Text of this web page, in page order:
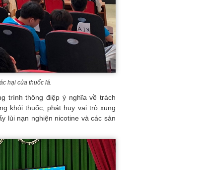
hại của thuốc lá.
trình thông điệp ý nghĩa về trách
khói thuốc, phát huy vai trò xung
lùi nạn nghiện nicotine và các sản